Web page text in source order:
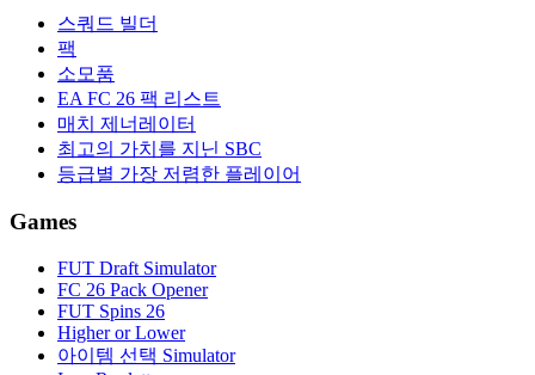
스쿼드 빌더
팩
소모품
EA FC 26 팩 리스트
매치 제너레이터
최고의 가치를 지닌 SBC
등급별 가장 저렴한 플레이어
Games
FUT Draft Simulator
FC 26 Pack Opener
FUT Spins 26
Higher or Lower
아이템 선택 Simulator